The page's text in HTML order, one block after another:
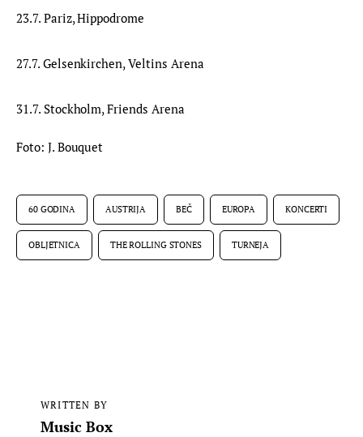
23.7. Pariz, Hippodrome
27.7. Gelsenkirchen, Veltins Arena
31.7. Stockholm, Friends Arena
Foto: J. Bouquet
60 GODINA AUSTRIJA BEČ EUROPA KONCERTI
OBLJETNICA THE ROLLING STONES TURNEJA
WRITTEN BY
Music Box